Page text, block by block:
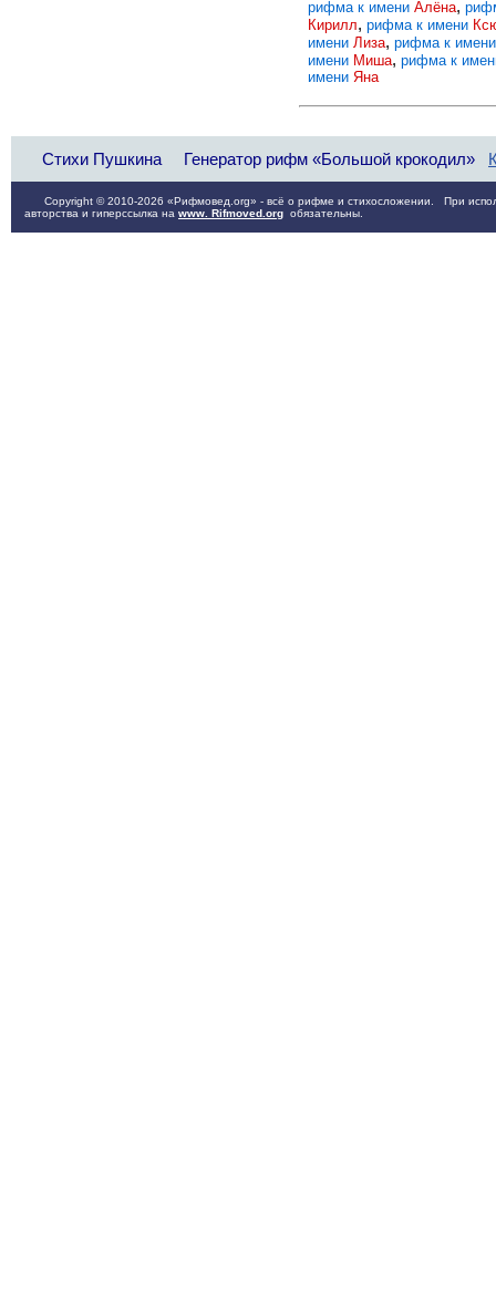
рифма к имени Алёна,
Кирилл, рифма к имени
имени Лиза, рифма к
имени Миша, рифма к
имени Яна
Стихи Пушкина Генератор рифм «Большой крокодил»
Copyright © 2010-2026 «Рифмовед.org» - всё о рифме и стихосложении. При
авторства и гиперссылка на www. Rifmoved.org обязательны.